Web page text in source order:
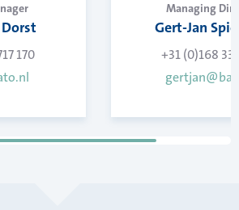
170
Managing
Gert-Jan
+31 (0)168